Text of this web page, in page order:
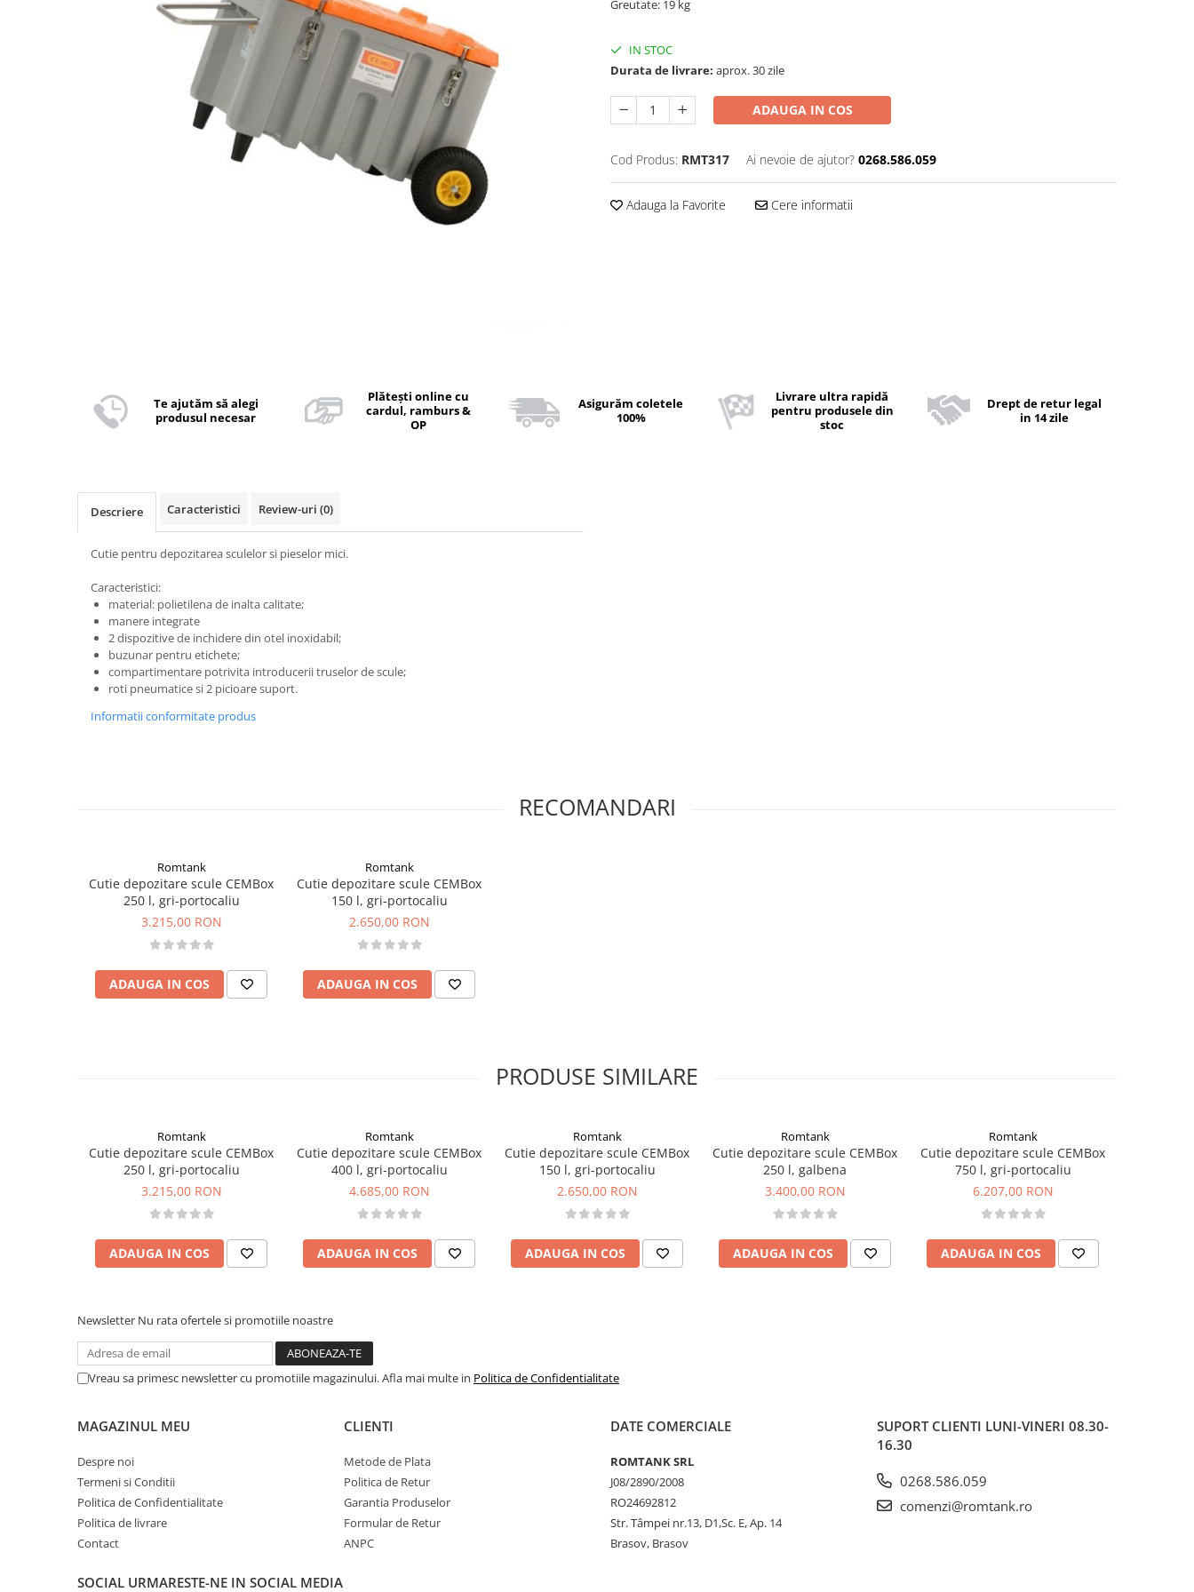
Rezervoare stationare supraterane
Rezervoare stationare subterane
Facebook
Greutate: 19 kg
IN STOC
Durata de livrare: aprox. 30 zile
ADAUGA IN COS
Cod Produs: RMT317 Ai nevoie de ajutor? 0268.586.059
Adauga la Favorite Cere informatii
Te ajutăm să alegi
produsul necesar
Plătești online cu
cardul, ramburs &
OP
Asigurăm coletele
100%
Livrare ultra rapidă
pentru produsele din
stoc
Drept de retur legal
in 14 zile
Descriere Caracteristici Review-uri (0)
Cutie pentru depozitarea sculelor si pieselor mici.
Caracteristici:
material: polietilena de inalta calitate;
manere integrate
2 dispozitive de inchidere din otel inoxidabil;
buzunar pentru etichete;
compartimentare potrivita introducerii truselor de scule;
roti pneumatice si 2 picioare suport.
Informatii conformitate produs
RECOMANDARI
Romtank
Cutie depozitare scule CEMBox
250 l, gri-portocaliu
3.215,00 RON
ADAUGA IN COS
Romtank
Cutie depozitare scule CEMBox
150 l, gri-portocaliu
2.650,00 RON
ADAUGA IN COS
PRODUSE SIMILARE
Romtank
Cutie depozitare scule CEMBox
250 l, gri-portocaliu
3.215,00 RON
ADAUGA IN COS
Romtank
Cutie depozitare scule CEMBox
400 l, gri-portocaliu
4.685,00 RON
ADAUGA IN COS
Romtank
Cutie depozitare scule CEMBox
150 l, gri-portocaliu
2.650,00 RON
ADAUGA IN COS
Romtank
Cutie depozitare scule CEMBox
250 l, galbena
3.400,00 RON
ADAUGA IN COS
Romtank
Cutie depozitare scule CEMBox
750 l, gri-portocaliu
6.207,00 RON
ADAUGA IN COS
Newsletter Nu rata ofertele si promotiile noastre
Vreau sa primesc newsletter cu promotiile magazinului. Afla mai multe in Politica de Confidentialitate
MAGAZINUL MEU
Despre noi
Termeni si Conditii
Politica de Confidentialitate
Politica de livrare
Contact
CLIENTI
Metode de Plata
Politica de Retur
Garantia Produselor
Formular de Retur
ANPC
DATE COMERCIALE
ROMTANK SRL
J08/2890/2008
RO24692812
Str. Tâmpei nr.13, D1,Sc. E, Ap. 14
Brasov, Brasov
SUPORT CLIENTI LUNI-VINERI 08.30-
16.30
0268.586.059
comenzi@romtank.ro
SOCIAL URMARESTE-NE IN SOCIAL MEDIA